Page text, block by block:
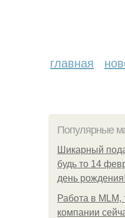
главная
Популярные
Шикарный
будь то 14
день рождения!
Работа в MLM,
компании